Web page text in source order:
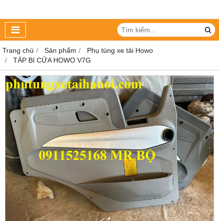
Trang chủ Sản phẩm
Phụ tùng xe tải Howo
TÁP BI CỬA HOWO V7G